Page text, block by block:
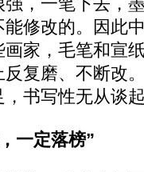
修改的。因此
家，毛笔和宣
复磨、不断改
书写性无从谈
一定落榜”